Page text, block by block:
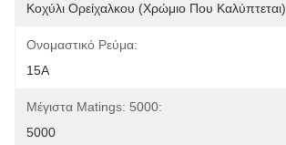
Κοχύλι Ορείχαλκου (χρώμιο Που Καλύπτεται)
Ονομαστικό Ρεύμα:
15Α
Μέγιστα Matings: 5000:
5000